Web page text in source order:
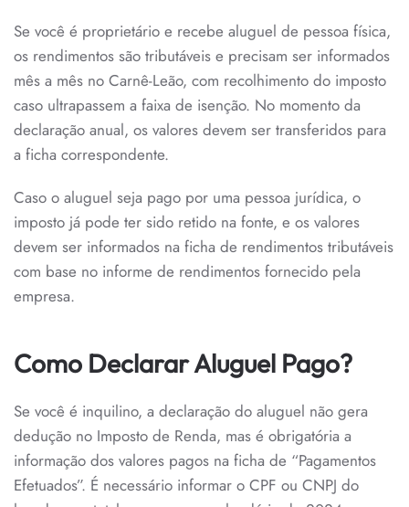
Se você é proprietário e recebe aluguel de pessoa física,
os rendimentos são tributáveis e precisam ser informados
mês a mês no Carnê-Leão, com recolhimento do imposto
caso ultrapassem a faixa de isenção. No momento da
declaração anual, os valores devem ser transferidos para
a ficha correspondente.
Caso o aluguel seja pago por uma pessoa jurídica, o
imposto já pode ter sido retido na fonte, e os valores
devem ser informados na ficha de rendimentos tributáveis
com base no informe de rendimentos fornecido pela
empresa.
Como Declarar Aluguel Pago?
Se você é inquilino, a declaração do aluguel não gera
dedução no Imposto de Renda, mas é obrigatória a
informação dos valores pagos na ficha de “Pagamentos
Efetuados”. É necessário informar o CPF ou CNPJ do